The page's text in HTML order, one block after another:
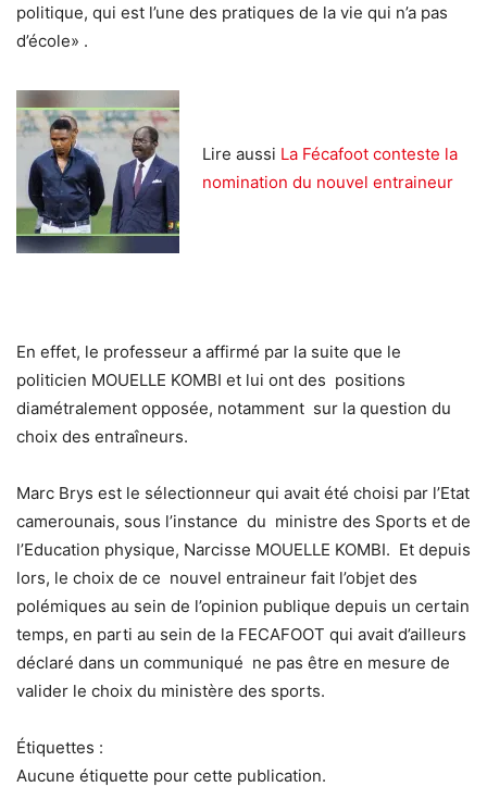
politique, qui est l’une des pratiques de la vie qui n’a pas
d’école» .
Lire aussi La Fécafoot conteste la
nomination du nouvel entraineur
En effet, le professeur a affirmé par la suite que le
politicien MOUELLE KOMBI et lui ont des positions
diamétralement opposée, notamment sur la question du
choix des entraîneurs.
Marc Brys est le sélectionneur qui avait été choisi par l’Etat
camerounais, sous l’instance du ministre des Sports et de
l’Education physique, Narcisse MOUELLE KOMBI. Et depuis
lors, le choix de ce nouvel entraineur fait l’objet des
polémiques au sein de l’opinion publique depuis un certain
temps, en parti au sein de la FECAFOOT qui avait d’ailleurs
déclaré dans un communiqué ne pas être en mesure de
valider le choix du ministère des sports.
Étiquettes :
Aucune étiquette pour cette publication.